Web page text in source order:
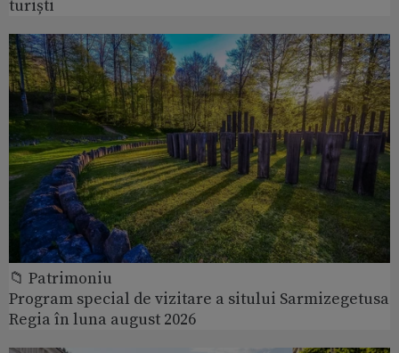
turiști
📁 Patrimoniu
Program special de vizitare a sitului Sarmizegetusa
Regia în luna august 2026